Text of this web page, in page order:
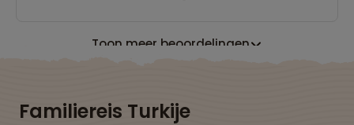
Toon meer beoordelingen
Familiereis Turkije